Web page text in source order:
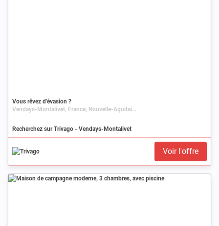
Vous rêvez d’évasion ?
Vendays-Montalivet, France, Nouvelle-Aquitaine, Aquitaine, Gironde
Recherchez sur Trivago - Vendays-Montalivet
Voir l'offre